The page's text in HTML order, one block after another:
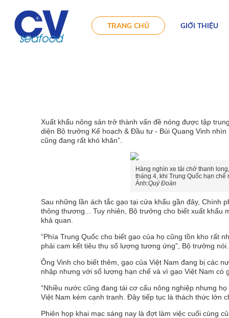
TRANG CHỦ GIỚI THIỆU
Chuyên
Xuất khẩu nông sản trở thành vấn đề nóng được tập
diện Bộ trưởng Kế hoạch & Đầu tư - Bùi Quang Vinh
cũng đang rất khó khăn”.
Hàng nghìn xe tải chở thanh
tháng 4, khi Trung Quốc hạn
Ảnh:Quý Đoàn
Sau những lần ách tắc gạo tại cửa khẩu gần đây, Chính
thông thương... Tuy nhiên, Bộ trưởng cho biết xuất khẩu
khả quan.
“Phía Trung Quốc cho biết gạo của họ cũng tồn kho rất
phải cam kết tiêu thụ số lượng tương ứng”, Bộ trưởng nói.
Ông Vinh cho biết thêm, gạo của Việt Nam đang bị các
nhập nhưng với số lượng hạn chế và vì gạo Việt Nam có
“Nhiều nước cũng đang tái cơ cấu nông nghiệp nhưng
Việt Nam kém cạnh tranh. Đây tiếp tục là thách thức lớn
Phiên họp khai mạc sáng nay là đợt làm việc cuối cùng